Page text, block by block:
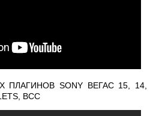
SONY ВЕГАС 15, 14,
BCC